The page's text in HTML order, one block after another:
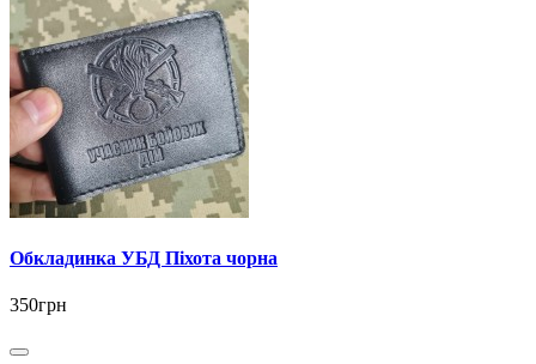
Обкладинка УБД Піхота чорна
350грн